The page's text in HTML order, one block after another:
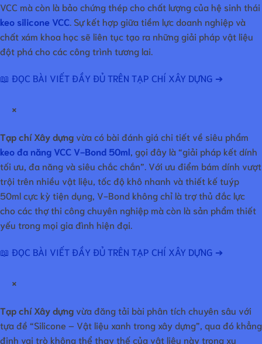
VCC mà còn là bảo chứng thép cho chất lượng của hệ sinh thái
keo silicone VCC . Sự kết hợp giữa tiềm lực doanh nghiệp và
chất xám khoa học sẽ liên tục tạo ra những giải pháp vật liệu
đột phá cho các công trình tương lai.
📖 ĐỌC BÀI VIẾT ĐẦY ĐỦ TRÊN TẠP CHÍ XÂY DỰNG ➔
×
Tạp chí Xây dựngvừa có bài đánh giá chi tiết về siêu phẩm
keo đa năng VCC V-Bond 50ml, gọi đây là “giải pháp kết dính
tối ưu, đa năng và siêu chắc chắn”. Với ưu điểm bám dính vượt
trội trên nhiều vật liệu, tốc độ khô nhanh và thiết kế tuýp
50ml cực kỳ tiện dụng, V-Bond không chỉ là trợ thủ đắc lực
cho các thợ thi công chuyên nghiệp mà còn là sản phẩm thiết
yếu trong mọi gia đình hiện đại.
📖 ĐỌC BÀI VIẾT ĐẦY ĐỦ TRÊN TẠP CHÍ XÂY DỰNG ➔
×
Tạp chí Xây dựngvừa đăng tải bài phân tích chuyên sâu với
tựa đề “Silicone – Vật liệu xanh trong xây dựng”, qua đó khẳng
định vai trò không thể thay thế của vật liệu này trong xu